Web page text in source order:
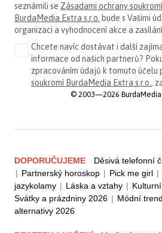
seznámili se Zásadami ochrany
BurdaMedia Extra s.r.o. bude s Vašimi
organizaci a vyhodnocení akce a
Chcete navíc dostávat i další
informace od našich partnerů?
zpracováním údajů k tomuto účelu
soukromí BurdaMedia Extra s.r.o.,
© 2003—2026 BurdaMedia
DOPORUČUJEME Děsivá telefonní
| Partnerský horoskop | Pick me girl |
jazykolamy | Láska a vztahy |
Svátky a prázdniny 2026 | Módní
alternativy 2026